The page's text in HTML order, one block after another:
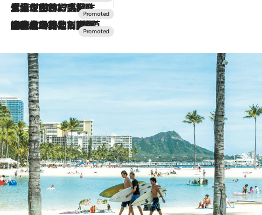
2026.7.17
「土佐和ハーブかき氷」がOMO7高知に登場！生姜、山椒、大葉など目にも舌にも涼を呼ぶ郷土の味
2026.7.10
NEW OPEN！【界 草津】名湯の地に誕生。趣の異なる2種の温泉と上州ならではの会席・蕎麦割烹など美食を味わう究極の癒やし旅